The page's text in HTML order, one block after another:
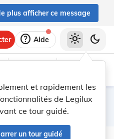
plus afficher ce message
help Aide
et rapidement les
de Legilux
ce tour guidé.
un tour guidé
light_mode dark_mode